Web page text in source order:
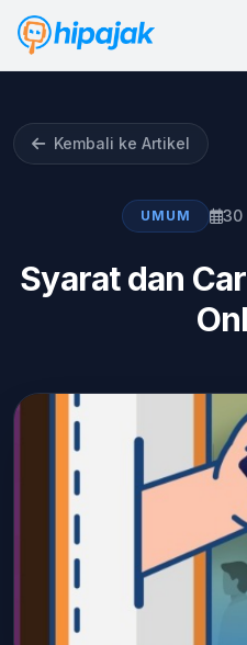
Kembali ke Artikel
UMUM 30
Syarat dan